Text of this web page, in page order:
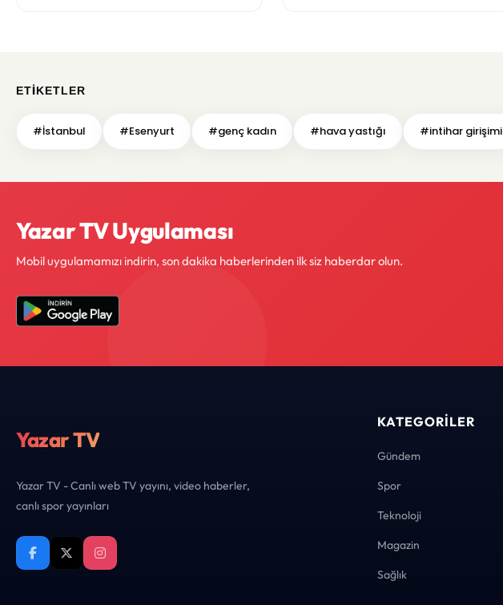
ETIKETLER
#İstanbul #Esenyurt #genç kadın #hava yastığı #intihar girişimi
Yazar TV Uygulaması
Mobil uygulamamızı indirin, son dakika haberlerinden ilk siz haberdar olun.
Yazar TV
Yazar TV - Canlı web TV yayını, video haberler,
canlı spor yayınları
KATEGORILER
Gündem
Spor
Teknoloji
Magazin
Sağlık